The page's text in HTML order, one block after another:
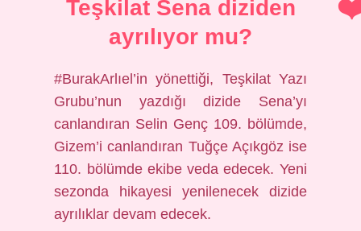
Teşkilat Sena diziden
ayrılıyor mu?
#BurakArlıel’in yönettiği, Teşkilat Yazı
Grubu’nun yazdığı dizide Sena’yı
canlandıran Selin Genç 109. bölümde,
Gizem’i canlandıran Tuğçe Açıkgöz ise
110. bölümde ekibe veda edecek. Yeni
sezonda hikayesi yenilenecek dizide
ayrılıklar devam edecek.